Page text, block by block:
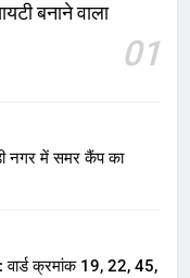
बनाने वाला
01
नगर में समर कैंप का
वार्ड क्रमांक 19, 22, 45,